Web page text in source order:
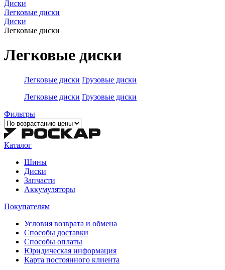
Диски
Легковые диски
Диски
Легковые диски
Легковые диски
Легковые диски Грузовые диски
Легковые диски Грузовые диски
Фильтры
Каталог
Шины
Диски
Запчасти
Аккумуляторы
Покупателям
Условия возврата и обмена
Способы доставки
Способы оплаты
Юридическая информация
Карта постоянного клиента